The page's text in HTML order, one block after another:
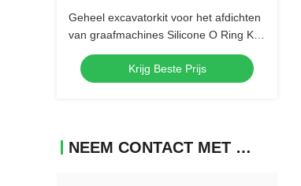
Geheel excavatorkit voor het afdichten
van graafmachines Silicone O Ring Kit
Inclusief Geheel excavatorkit
Krijg Beste Prijs
NEEM CONTACT MET ONS OP